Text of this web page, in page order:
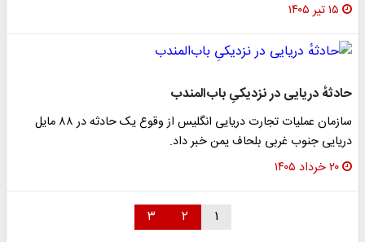
۱۵ تیر ۱۴۰۵
حادثهٔ دریایی در نزدیکیِ باب‌المندب
سازمان عملیات تجارت دریایی انگلیس از وقوع یک حادثه در ۸۸ مایل
دریایی جنوب غربی بلحاف یمن خبر داد.
۲۰ خرداد ۱۴۰۵
۱ ۲ ۳